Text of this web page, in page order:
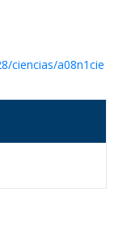
ciencias/a08n1cie